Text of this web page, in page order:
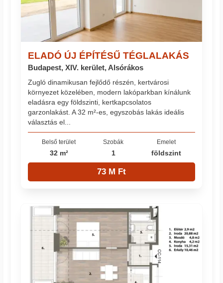
ELADÓ ÚJ ÉPÍTÉSŰ TÉGLALAKÁS
Budapest, XIV. kerület, Alsórákos
Zugló dinamikusan fejlődő részén, kertvárosi
környezet közelében, modern lakóparkban kínálunk
eladásra egy földszinti, kertkapcsolatos
garzonlakást. A 32 m²-es, egyszobás lakás ideális
választás el...
Belső terület
32 m²
Szobák
1
Emelet
földszint
73 M Ft